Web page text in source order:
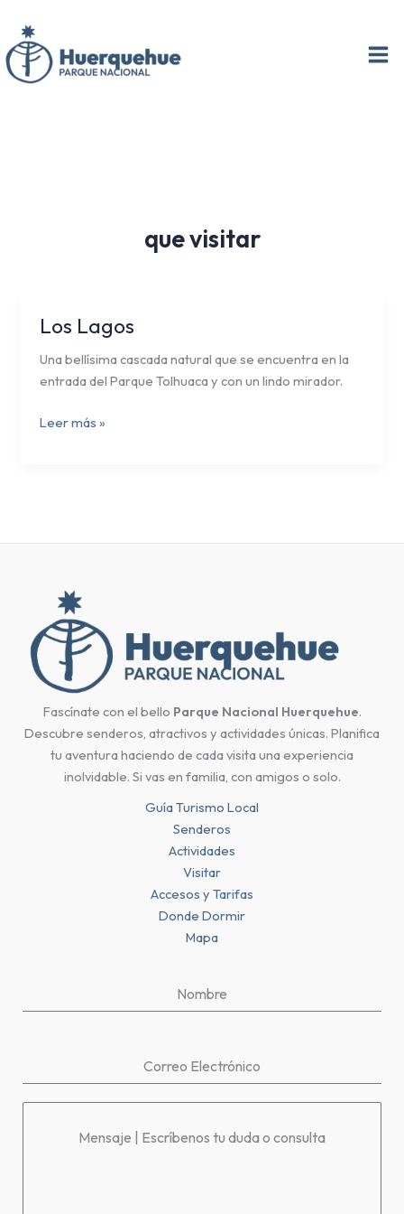
contenido
que visitar
Los Lagos
Una bellísima cascada natural que se encuentra en la
entrada del Parque Tolhuaca y con un lindo mirador.
Los
Leer más »
Fascínate con el bello Parque Nacional Huerquehue.
Descubre senderos, atractivos y actividades únicas. Planifica
tu aventura haciendo de cada visita una experiencia
inolvidable. Si vas en familia, con amigos o solo.
Guía Turismo Local
Senderos
Actividades
Visitar
Accesos y Tarifas
Donde Dormir
Mapa
Nombre
Correo Electrónico
Mensaje | Escríbenos tu duda o consulta